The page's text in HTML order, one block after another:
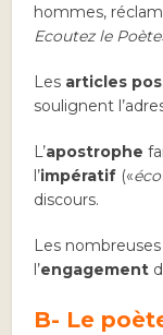
hommes,
Ecoutez le
Les articles
soulignent
L’apostrophe
l’impératif («
discours.
Les
l’engagement
B- Le